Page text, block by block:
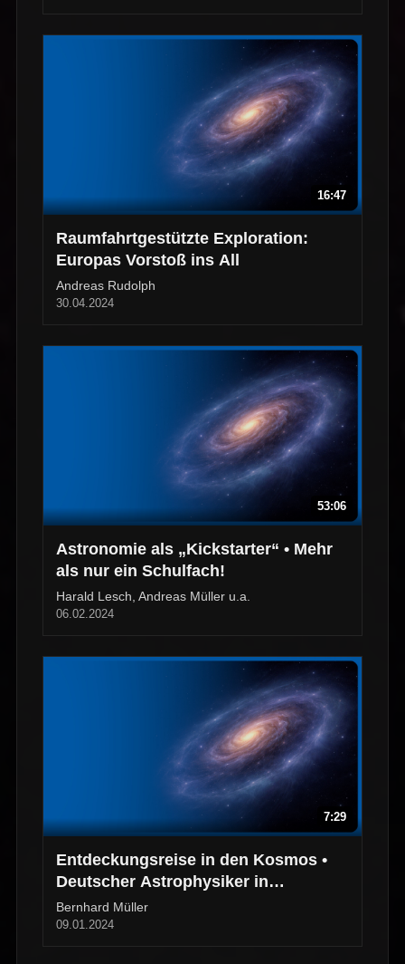
16:47
Raumfahrtgestützte Exploration:
Europas Vorstoß ins All
Andreas Rudolph
30.04.2024
53:06
Astronomie als „Kickstarter“ • Mehr
als nur ein Schulfach!
Harald Lesch, Andreas Müller u.a.
06.02.2024
7:29
Entdeckungsreise in den Kosmos •
Deutscher Astrophysiker in
Australien
Bernhard Müller
09.01.2024